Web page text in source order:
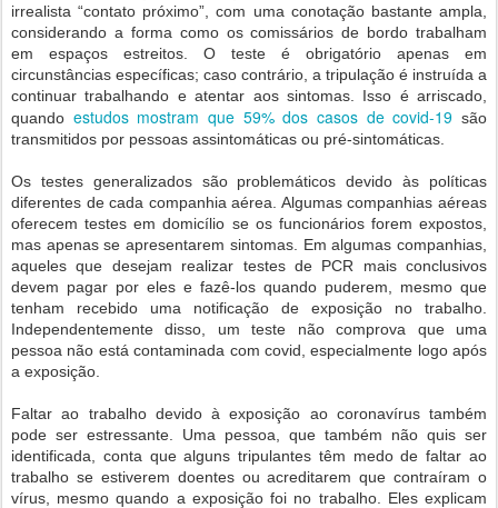
irrealista “contato próximo”, com uma conotação bastante ampla,
considerando a forma como os comissários de bordo trabalham
em espaços estreitos. O teste é obrigatório apenas em
circunstâncias específicas; caso contrário, a tripulação é instruída a
continuar trabalhando e atentar aos sintomas. Isso é arriscado,
quando estudos mostram que 59% dos casos de covid-19 são
transmitidos por pessoas assintomáticas ou pré-sintomáticas.
Os testes generalizados são problemáticos devido às políticas
diferentes de cada companhia aérea. Algumas companhias aéreas
oferecem testes em domicílio se os funcionários forem expostos,
mas apenas se apresentarem sintomas. Em algumas companhias,
aqueles que desejam realizar testes de PCR mais conclusivos
devem pagar por eles e fazê-los quando puderem, mesmo que
tenham recebido uma notificação de exposição no trabalho.
Independentemente disso, um teste não comprova que uma
pessoa não está contaminada com covid, especialmente logo após
a exposição.
Faltar ao trabalho devido à exposição ao coronavírus também
pode ser estressante. Uma pessoa, que também não quis ser
identificada, conta que alguns tripulantes têm medo de faltar ao
trabalho se estiverem doentes ou acreditarem que contraíram o
vírus, mesmo quando a exposição foi no trabalho. Eles explicam